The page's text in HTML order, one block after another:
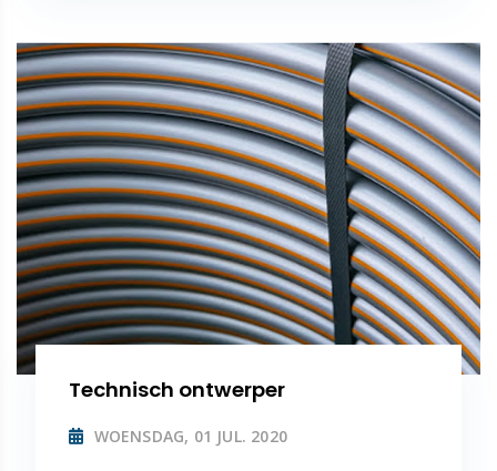
Technisch ontwerper
WOENSDAG, 01 JUL. 2020